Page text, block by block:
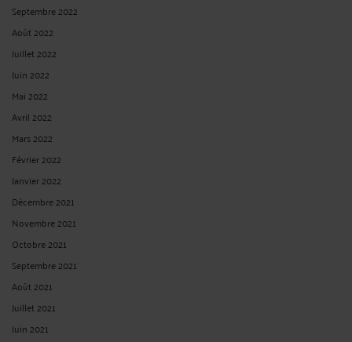
Septembre 2022
Août 2022
Juillet 2022
Juin 2022
Mai 2022
Avril 2022
Mars 2022
Février 2022
Janvier 2022
Décembre 2021
Novembre 2021
Octobre 2021
Septembre 2021
Août 2021
Juillet 2021
Juin 2021